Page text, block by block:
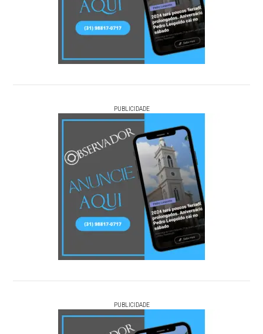
PUBLICIDADE
PUBLICIDADE